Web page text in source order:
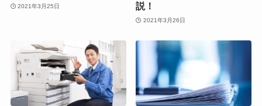
2021年3月25日
説！
2021年3月26日